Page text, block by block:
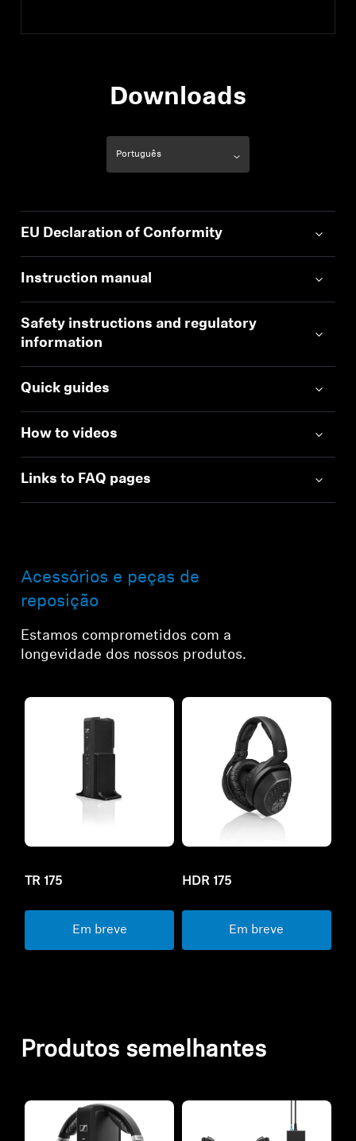
Downloads
EU Declaration of Conformity
Instruction manual
Safety instructions and regulatory
information
Quick guides
How to videos
Links to FAQ pages
Acessórios e peças de
reposição
Estamos comprometidos com a
longevidade dos nossos produtos.
TR 175
Em breve
HDR 175
Em breve
Produtos semelhantes